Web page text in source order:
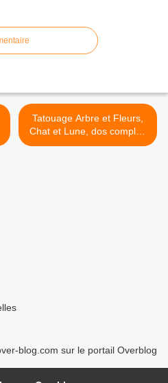
Tatouage Arbre et Fleurs,
Chat et Lune, dos complet.
>
blog.com sur le portail Overblog